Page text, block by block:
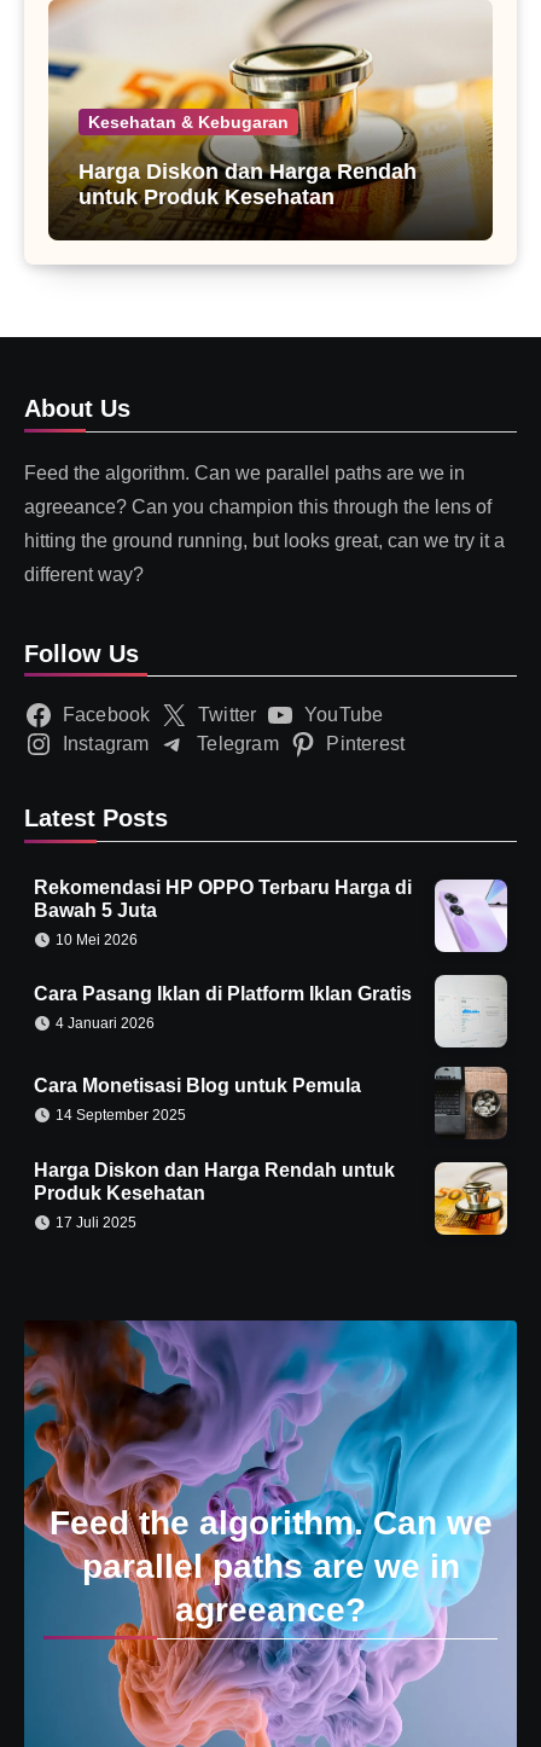
Kesehatan & Kebugaran
Harga Diskon dan Harga Rendah
untuk Produk Kesehatan
About Us
Feed the algorithm. Can we parallel paths are we in
agreeance? Can you champion this through the lens of
hitting the ground running, but looks great, can we try it a
different way?
Follow Us
Facebook Twitter
YouTube
Instagram
Telegram Pinterest
Latest Posts
Rekomendasi HP OPPO Terbaru Harga di
Bawah 5 Juta
10 Mei 2026
Cara Pasang Iklan di Platform Iklan Gratis
4 Januari 2026
Cara Monetisasi Blog untuk Pemula
14 September 2025
Harga Diskon dan Harga Rendah untuk
Produk Kesehatan
17 Juli 2025
Feed the algorithm. Can we
parallel paths are we in
agreeance?